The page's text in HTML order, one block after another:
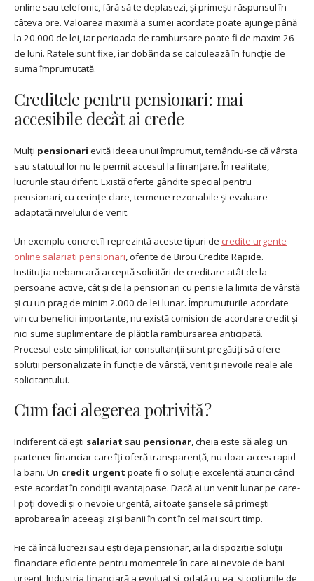
online sau telefonic, fără să te deplasezi, și primești răspunsul în
câteva ore. Valoarea maximă a sumei acordate poate ajunge până
la 20.000 de lei, iar perioada de rambursare poate fi de maxim 26
de luni. Ratele sunt fixe, iar dobânda se calculează în funcție de
suma împrumutată.
Creditele pentru pensionari: mai
accesibile decât ai crede
Mulți pensionari evită ideea unui împrumut, temându-se că vârsta
sau statutul lor nu le permit accesul la finanțare. În realitate,
lucrurile stau diferit. Există oferte gândite special pentru
pensionari, cu cerințe clare, termene rezonabile și evaluare
adaptată nivelului de venit.
Un exemplu concret îl reprezintă aceste tipuri de credite urgente
online salariati pensionari, oferite de Birou Credite Rapide.
Instituția nebancară acceptă solicitări de creditare atât de la
persoane active, cât și de la pensionari cu pensie la limita de vârstă
și cu un prag de minim 2.000 de lei lunar. Împrumuturile acordate
vin cu beneficii importante, nu există comision de acordare credit și
nici sume suplimentare de plătit la rambursarea anticipată.
Procesul este simplificat, iar consultanții sunt pregătiți să ofere
soluții personalizate în funcție de vârstă, venit și nevoile reale ale
solicitantului.
Cum faci alegerea potrivită?
Indiferent că ești salariat sau pensionar, cheia este să alegi un
partener financiar care îți oferă transparență, nu doar acces rapid
la bani. Un credit urgent poate fi o soluție excelentă atunci când
este acordat în condiții avantajoase. Dacă ai un venit lunar pe care-
l poți dovedi și o nevoie urgentă, ai toate șansele să primești
aprobarea în aceeași zi și banii în cont în cel mai scurt timp.
Fie că încă lucrezi sau ești deja pensionar, ai la dispoziție soluții
financiare eficiente pentru momentele în care ai nevoie de bani
urgent. Industria financiară a evoluat și, odată cu ea, și opțiunile de